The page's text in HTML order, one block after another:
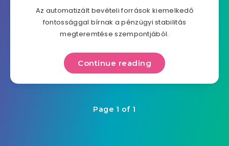
Az automatizált bevételi források kiemelkedő
fontossággal bírnak a pénzügyi stabilitás
megteremtése szempontjából.
Continue reading
Page 1 of 1